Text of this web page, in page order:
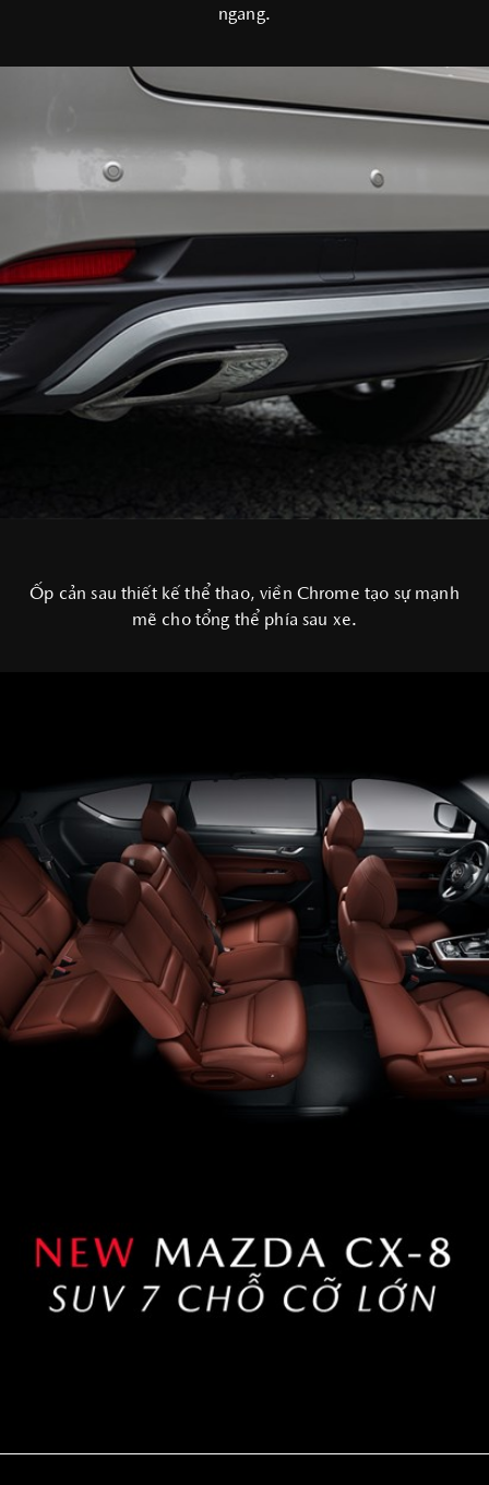
ngang.
Ốp cản sau thiết kế thể thao, viền Chrome tạo sự mạnh
mẽ cho tổng thể phía sau xe.